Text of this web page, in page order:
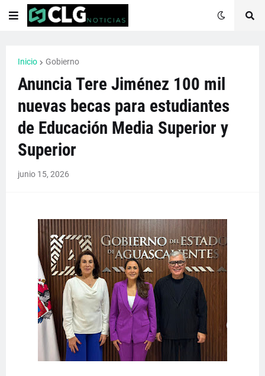
Inicio Gobierno
Anuncia Tere Jiménez 100 mil
nuevas becas para estudiantes
de Educación Media Superior y
Superior
junio 15, 2026